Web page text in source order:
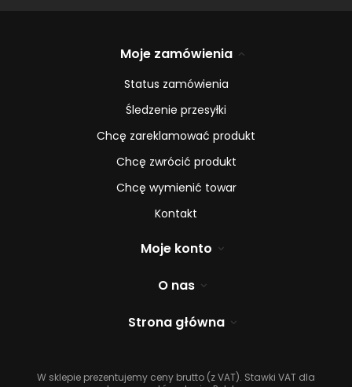
Moje zamówienia
Status zamówienia
Śledzenie przesyłki
Chcę zareklamować produkt
Chcę zwrócić produkt
Chcę wymienić towar
Kontakt
Moje konto
O nas
Strona główna
W sklepie prezentujemy ceny brutto (z VAT). Stawki VAT dla